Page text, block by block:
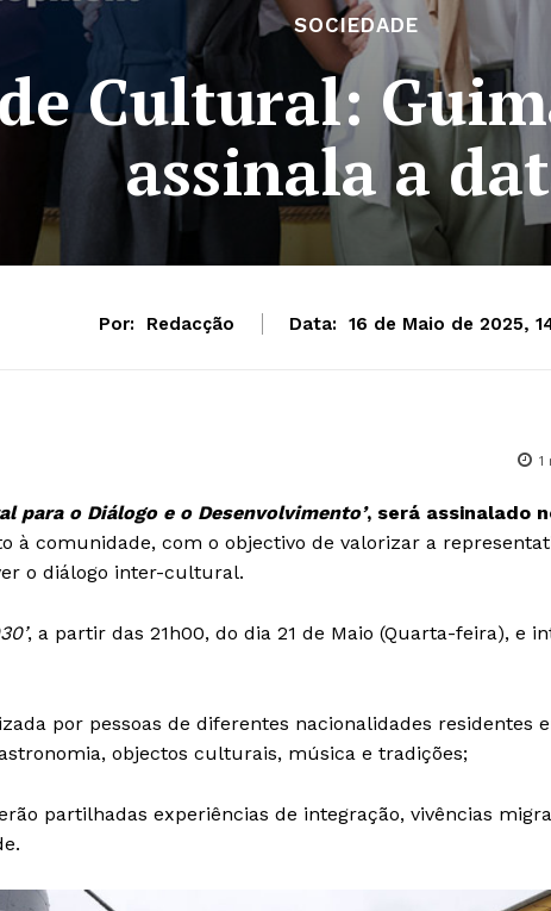
SOCIEDADE
Cultural:
assinala a
Por: Redacção Data: 16 de Maio de 2025,
1
para o Diálogo e o Desenvolvimento’, será assinalado
à comunidade, com o objectivo de valorizar a
o diálogo inter-cultural.
, a partir das 21h00, do dia 21 de Maio (Quarta-feira), e
por pessoas de diferentes nacionalidades residentes
objectos culturais, música e tradições;
partilhadas experiências de integração, vivências